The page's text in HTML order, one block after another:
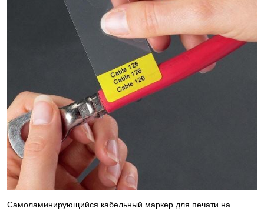
Самоламинирующийся кабельный маркер для печати на